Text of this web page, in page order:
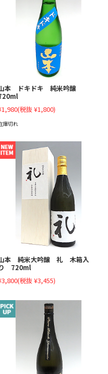
本 ドキドキ 純米吟醸
(税抜 ¥1,800)
庫切れ
本 純米大吟醸 礼 木箱入
720ml
(税抜 ¥3,455)